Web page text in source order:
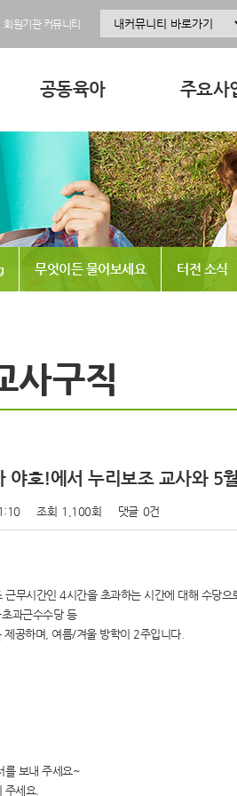
회원기관 커뮤니티
공동육아
공동육아란
공동육아 영유아과정
공동육아 초등과정
공동육아사회적협동조합
전국공동육아현황
주요사
주요사업소
공동육아인
현장조직사
교육사업
연구사업
무엇이든 물어보세요 터전 소식
사구직
야호!에서 누리보조 교사와 5
조회 1,100회 댓글 0건
무시간인 4시간을 초과하는 시간에 대해 수당으
과근수수당 등
공하며, 여름/겨울 방학이 2주입니다.
를 보내 주세요~
주세요.